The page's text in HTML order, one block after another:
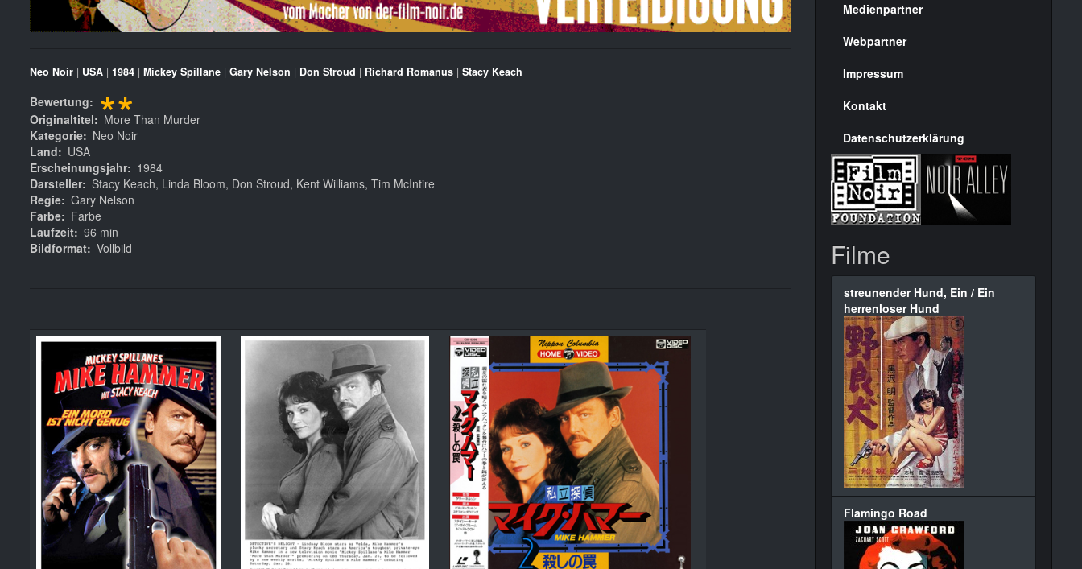
Neo Noir | USA | 1984 | Mickey Spillane | Gary Nelson | Don Stroud | Richard Romanus | Stacy Keach
Bewertung **
Originaltitel
More Than Murder
Kategorie
Neo Noir
Land
USA
Erscheinungsjahr
1984
Darsteller Stacy Keach, Linda Bloom, Don Stroud, Kent Williams, Tim McIntire
Regie Gary Nelson
Farbe
Farbe
Laufzeit 96 min
Bildformat Vollbild
Menülinks
rechte
Seite
Medienpartner
Webpartner
Impressum
Kontakt
Datenschutzerklärung
Filme
streunender Hund, Ein / Ein
herrenloser Hund
Flamingo Road